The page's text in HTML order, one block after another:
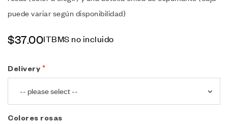
puede variar según disponibilidad)
$37.00ITBMS no incluido
Delivery
Colores rosas